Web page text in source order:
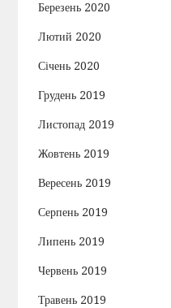
Березень 2020
Лютий 2020
Січень 2020
Грудень 2019
Листопад 2019
Жовтень 2019
Вересень 2019
Серпень 2019
Липень 2019
Червень 2019
Травень 2019